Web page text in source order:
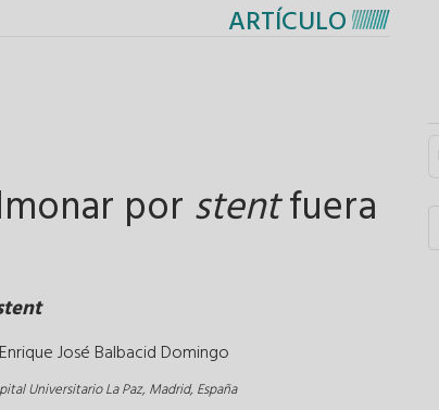
ARTÍCULO
por stentfuera
Enrique José Balbacid Domingo
Universitario La Paz, Madrid, España